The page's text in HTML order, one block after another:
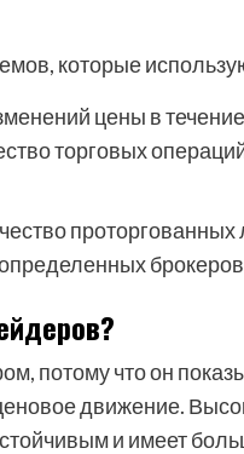
которые
цены в
торговых
потому что он
движение.
и имеет